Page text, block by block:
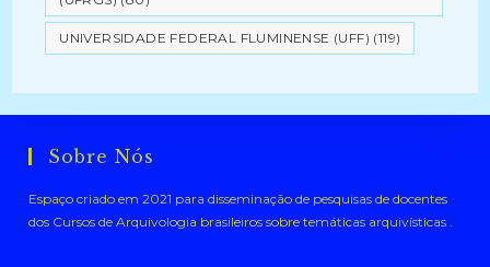
UNIVERSIDADE FEDERAL FLUMINENSE (UFF) (119)
Sobre Nós
Espaço criado em 2021 para disseminação de pesquisas de docentes
dos Cursos de Arquivologia brasileiros sobre temáticas arquivísticas .